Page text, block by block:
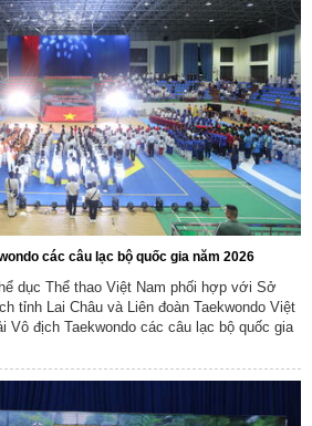
các câu lạc bộ quốc gia năm 2026
dục Thể thao Việt Nam phối hợp với Sở
tỉnh Lai Châu và Liên đoàn Taekwondo Việt
Vô địch Taekwondo các câu lạc bộ quốc gia